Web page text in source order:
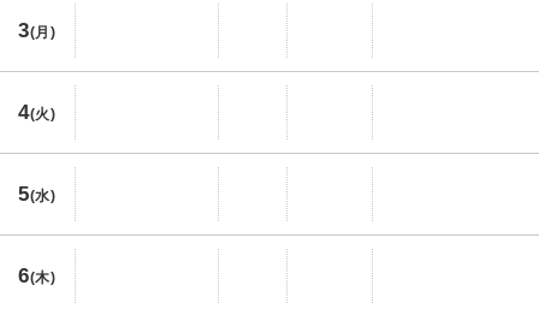
3(月)
4(火)
5(水)
6(木)